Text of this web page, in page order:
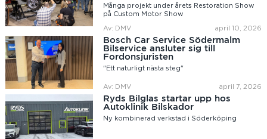
Många projekt under årets Restoration Show
på Custom Motor Show
Av: DMV april 10, 2026
Bosch Car Service Södermalm
Bilservice ansluter sig till
Fordonsjuristen
"Ett naturligt nästa steg"
Av: DMV april 7, 2026
Ryds Bilglas startar upp hos
Autoklinik Bilskador
Ny kombinerad verkstad i Söderköping